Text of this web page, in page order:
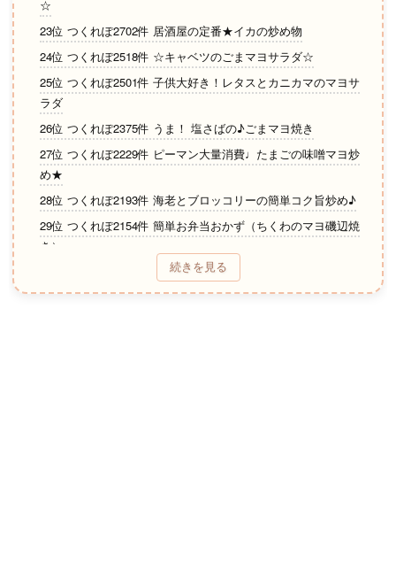
☆
23位 つくれぽ2702件 居酒屋の定番★イカの炒め物
24位 つくれぽ2518件 ☆キャベツのごまマヨサラダ☆
25位 つくれぽ2501件 子供大好き！レタスとカニカマのマヨサ
ラダ
26位 つくれぽ2375件 うま！ 塩さばの♪ごまマヨ焼き
27位 つくれぽ2229件 ピーマン大量消費♩たまごの味噌マヨ炒
め★
28位 つくれぽ2193件 海老とブロッコリーの簡単コク旨炒め♪
29位 つくれぽ2154件 簡単お弁当おかず（ちくわのマヨ磯辺焼
き）
30位 つくれぽ2082件 インゲンのおかかマヨネーズ和え
31位 つくれぽ2044件 包丁いらずな♡はんぺんマヨチーズ焼き
続きを見る